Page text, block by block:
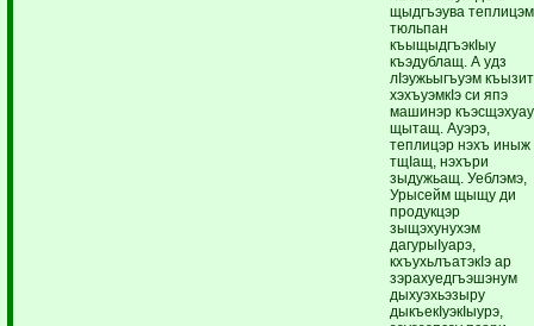
щыдгъэува теплицэм
тюльпан
къыщыдгъэкIыу
къэдублащ. А удз
лIэужьыгъуэм
хэхъуэмкIэ си япэ
машинэр
щытащ. Ауэрэ,
теплицэр нэхъ иныж
тщIащ, нэхъри
зыдужьащ. Уеблэмэ,
Урысейм щыщу ди
продукцэр
зыщэхунухэм
дагурыIуарэ,
кхъухьлъатэкIэ ар
зэрахуедгъэшэнум
дыхуэхьэзыру
дыкъекIуэкIыурэ,